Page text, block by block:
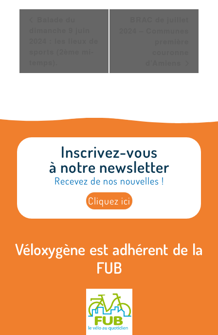
Inscrivez-vous
à notre newsletter
Recevez de nos nouvelles !
Cliquez ici
Véloxygène est adhérent de la
FUB